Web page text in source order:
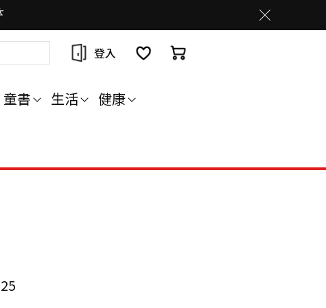
登入
童書 生活 健康